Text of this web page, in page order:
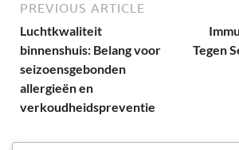
PREVIOUS ARTICLE
Luchtkwaliteit
binnenshuis: Belang voor
seizoensgebonden
allergieën en
verkoudheidspreventie
Tegen